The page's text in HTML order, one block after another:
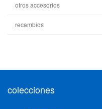
otros accesorios
recambios
colecciones